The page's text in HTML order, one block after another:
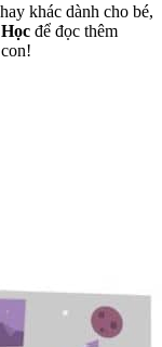
khác dành cho bé,
để đọc thêm